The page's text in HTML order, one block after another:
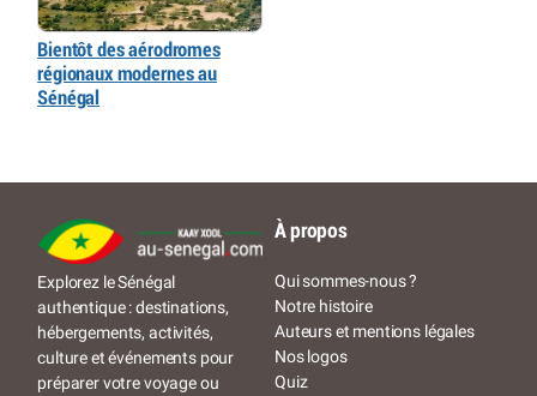
Bientôt des aérodromes
régionaux modernes au
Sénégal
Explorez le Sénégal
authentique : destinations,
hébergements, activités,
culture et événements pour
préparer votre voyage ou
À propos
Qui sommes-nous ?
Notre histoire
Auteurs et mentions légales
Nos logos
Quiz